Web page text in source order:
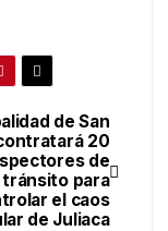
de San
20
de
tránsito para
el caos
de Juliaca